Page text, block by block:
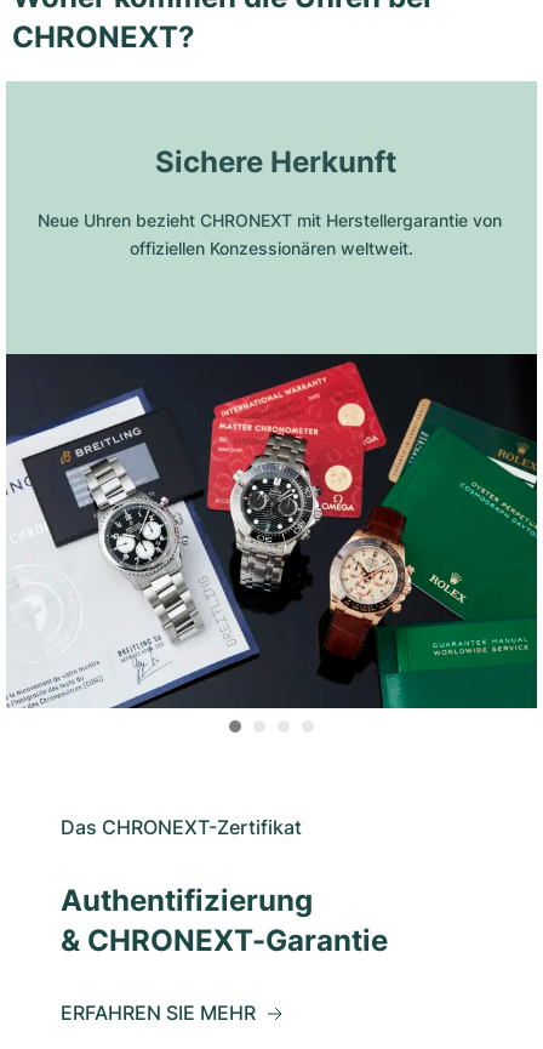
CHRONEXT?
Sichere Herkunft
Neue Uhren bezieht CHRONEXT mit Herstellergarantie von
offiziellen Konzessionären weltweit.
Das CHRONEXT-Zertifikat
Authentifizierung
& CHRONEXT-Garantie
ERFAHREN SIE MEHR